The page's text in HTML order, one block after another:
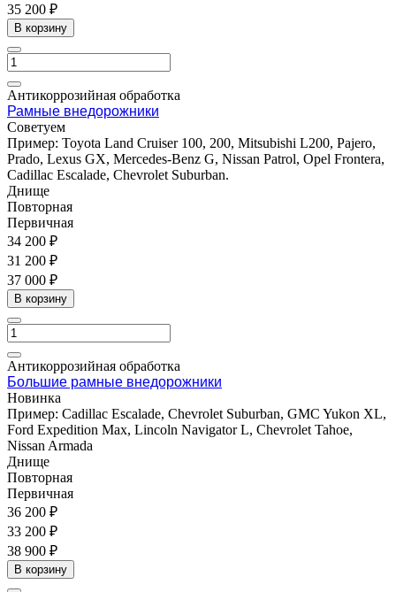
35 200 ₽
В корзину
Антикоррозийная обработка
Рамные внедорожники
Cоветуем
Пример: Toyota Land Cruiser 100, 200, Mitsubishi L200, Pajero,
Prado, Lexus GX, Mercedes-Benz G, Nissan Patrol, Opel Frontera,
Cadillac Escalade, Chevrolet Suburban.
Днище
Повторная
Первичная
34 200 ₽
31 200 ₽
37 000 ₽
В корзину
Антикоррозийная обработка
Большие рамные внедорожники
Новинка
Пример: Cadillac Escalade, Chevrolet Suburban, GMC Yukon XL,
Ford Expedition Max, Lincoln Navigator L, Chevrolet Tahoe,
Nissan Armada
Днище
Повторная
Первичная
36 200 ₽
33 200 ₽
38 900 ₽
В корзину